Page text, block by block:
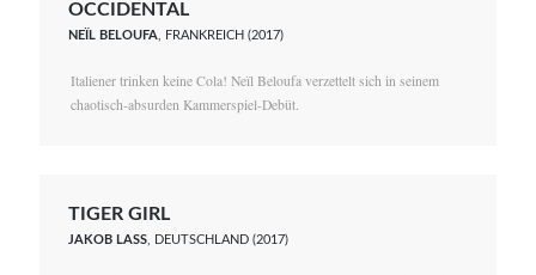
OCCIDENTAL
NEÏL BELOUFA , FRANKREICH (2017)
Italiener trinken keine Cola! Neïl Beloufa verzettelt sich in seinem
chaotisch-absurden Kammerspiel-Debüt.
TIGER GIRL
JAKOB LASS, DEUTSCHLAND (2017)